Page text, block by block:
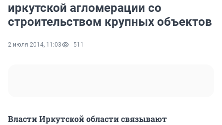
иркутской агломерации со
строительством крупных объектов
2 июля 2014, 11:03 511
Власти Иркутской области связывают